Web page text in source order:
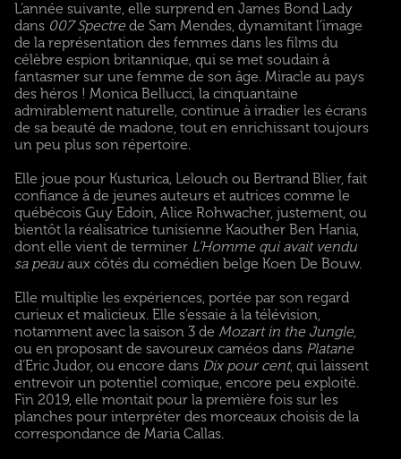
L’année suivante, elle surprend en James Bond Lady
dans 007 Spectrede Sam Mendes, dynamitant l’image
de la représentation des femmes dans les films du
célèbre espion britannique, qui se met soudain à
fantasmer sur une femme de son âge. Miracle au pays
des héros ! Monica Bellucci, la cinquantaine
admirablement naturelle, continue à irradier les écrans
de sa beauté de madone, tout en enrichissant toujours
un peu plus son répertoire.
Elle joue pour Kusturica, Lelouch ou Bertrand Blier, fait
confiance à de jeunes auteurs et autrices comme le
québécois Guy Edoin, Alice Rohwacher, justement, ou
bientôt la réalisatrice tunisienne Kaouther Ben Hania,
dont elle vient de terminer L’Homme qui avait vendu
sa peauaux côtés du comédien belge Koen De Bouw.
Elle multiplie les expériences, portée par son regard
curieux et malicieux. Elle s’essaie à la télévision,
notamment avec la saison 3 de Mozart in the Jungle,
ou en proposant de savoureux caméos dans Platane
d’Eric Judor, ou encore dans Dix pour cent, qui laissent
entrevoir un potentiel comique, encore peu exploité.
Fin 2019, elle montait pour la première fois sur les
planches pour interpréter des morceaux choisis de la
correspondance de Maria Callas.